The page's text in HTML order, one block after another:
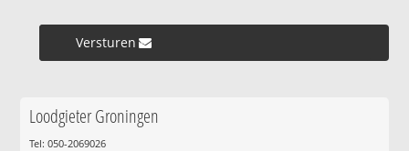
Versturen »
Loodgieter Groningen
Tel: 050-2069026